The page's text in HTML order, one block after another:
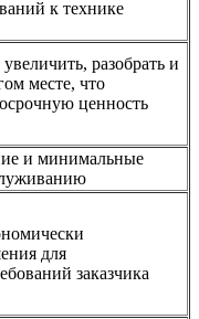
к технике
разобрать и
месте, что
ценность
и минимальные
для
заказчика